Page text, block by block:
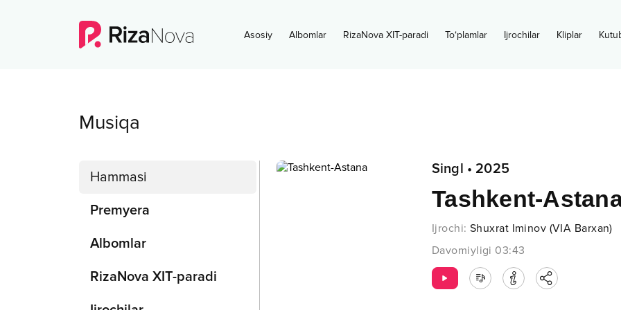
Asosiy Albomlar RizaNova XIT-paradi To‘plamlar Ijrochilar Kliplar
Musiqa
Hammasi
Premyera
Albomlar
RizaNova XIT-paradi
Singl • 2025
Tashkent-
Ijrochi: Shuxrat Iminov (VIA Barxan)
Davomiyligi 03:43